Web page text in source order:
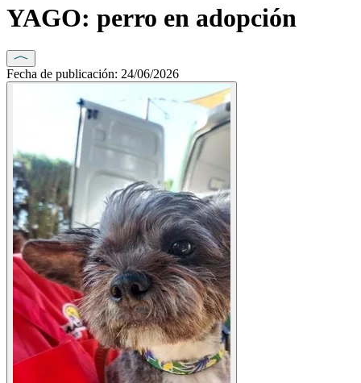
YAGO: perro en adopción
Fecha de publicación: 24/06/2026